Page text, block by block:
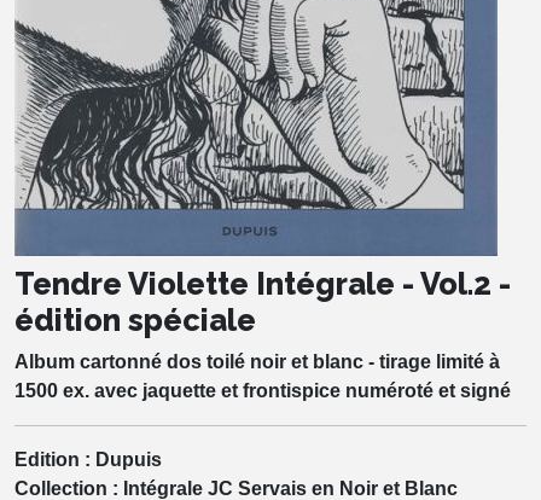
Tendre Violette Intégrale - Vol.2 -
édition spéciale
Album cartonné dos toilé noir et blanc - tirage limité à
1500 ex. avec jaquette et frontispice numéroté et signé
Edition : Dupuis
Collection : Intégrale JC Servais en Noir et Blanc